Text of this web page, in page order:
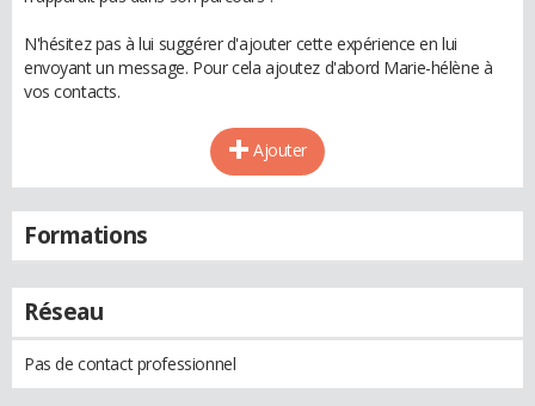
N'hésitez pas à lui suggérer d'ajouter cette expérience en lui
envoyant un message. Pour cela ajoutez d'abord Marie-hélène à
vos contacts.
Ajouter
Formations
Réseau
Pas de contact professionnel